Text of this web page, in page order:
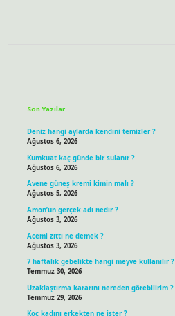
Son Yazılar
Deniz hangi aylarda kendini temizler ?
Ağustos 6, 2026
Kumkuat kaç günde bir sulanır ?
Ağustos 6, 2026
Avene güneş kremi kimin malı ?
Ağustos 5, 2026
Amon’un gerçek adı nedir ?
Ağustos 3, 2026
Acemi zıttı ne demek ?
Ağustos 3, 2026
7 haftalık gebelikte hangi meyve kullanılır ?
Temmuz 30, 2026
Uzaklaştırma kararını nereden görebilirim ?
Temmuz 29, 2026
Koç kadını erkekten ne ister ?